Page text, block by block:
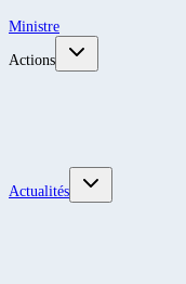
Ministre
Actions
Actualités